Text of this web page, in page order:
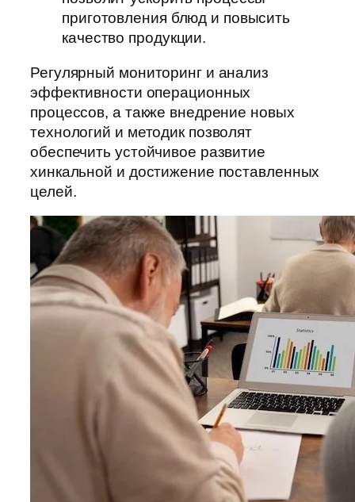
приготовления блюд и повысить
качество продукции.
Регулярный мониторинг и анализ
эффективности операционных
процессов, а также внедрение новых
технологий и методик позволят
обеспечить устойчивое развитие
хинкальной и достижение поставленных
целей.